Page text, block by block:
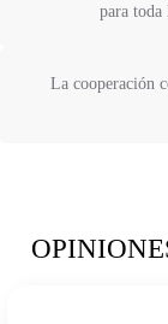
para toda
La cooperación